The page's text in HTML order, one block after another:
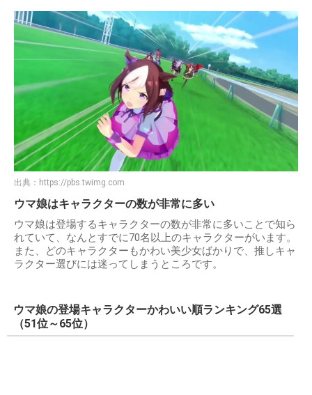
出典： https://pbs.twimg.com
ウマ娘はキャラクターの数が非常に多い
ウマ娘は登場するキャラクターの数が非常に多いことで知ら
れていて、なんとすでに70名以上のキャラクターがいます。
また、どのキャラクターもかわい美少女ばかりで、推しキャ
ラクター選びには迷ってしまうところです。
ウマ娘の登場キャラクターかわいい順ランキング65選
（51位～65位）